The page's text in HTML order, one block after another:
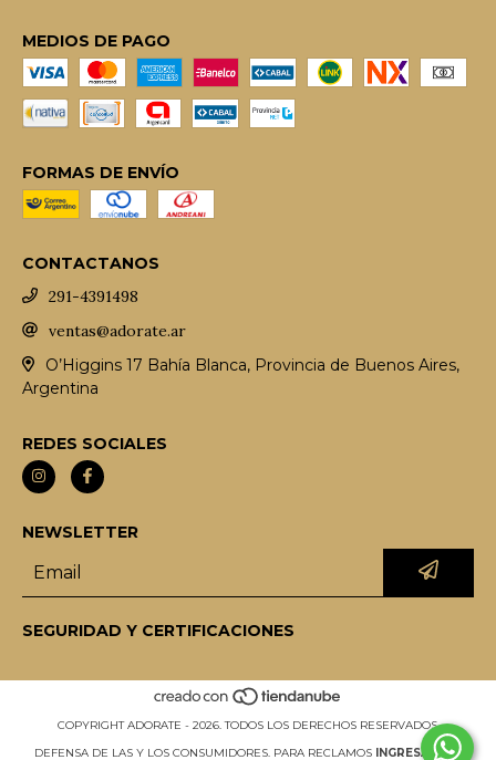
MEDIOS DE PAGO
FORMAS DE ENVÍO
CONTACTANOS
291-4391498
ventas@adorate.ar
O’Higgins 17 Bahía Blanca, Provincia de Buenos Aires,
Argentina
REDES SOCIALES
NEWSLETTER
SEGURIDAD Y CERTIFICACIONES
COPYRIGHT ADORATE - 2026. TODOS LOS DERECHOS RESERVADOS.
DEFENSA DE LAS Y LOS CONSUMIDORES. PARA RECLAMOS INGRESÁ ACÁ.